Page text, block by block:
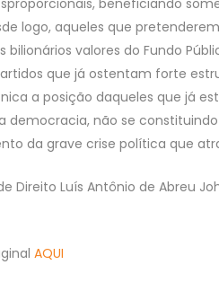
beneficiando
logo, aqueles que
bilionários valores do Fundo
que já ostentam forte
a posição daqueles que já
democracia, não se
da grave crise política que
Direito Luís Antônio de Abreu
AQUI